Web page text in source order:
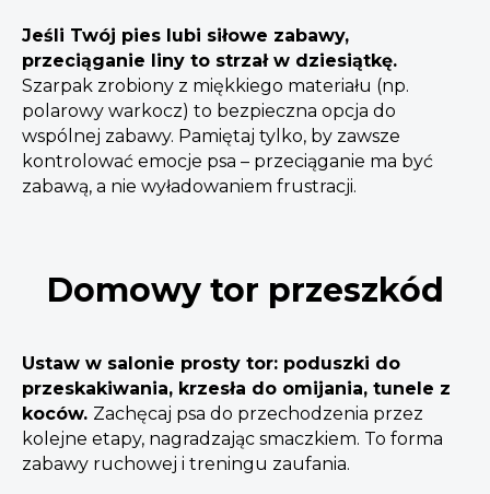
Jeśli Twój pies lubi siłowe zabawy,
przeciąganie liny to strzał w dziesiątkę.
Szarpak zrobiony z miękkiego materiału (np.
polarowy warkocz) to bezpieczna opcja do
wspólnej zabawy. Pamiętaj tylko, by zawsze
kontrolować emocje psa – przeciąganie ma być
zabawą, a nie wyładowaniem frustracji.
Domowy tor przeszkód
Ustaw w salonie prosty tor: poduszki do
przeskakiwania, krzesła do omijania, tunele z
koców. Zachęcaj psa do przechodzenia przez
kolejne etapy, nagradzając smaczkiem. To forma
zabawy ruchowej i treningu zaufania.